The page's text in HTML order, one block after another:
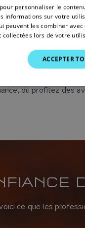
avec une
ou profitez
ce que les
personnaliser le
informations sur votre
peuvent les combiner
lors de votre
ACCEPTER